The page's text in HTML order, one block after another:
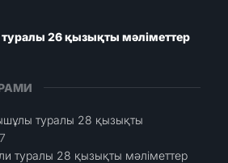
26 қызықты мәліметтер
туралы 28 қызықты
туралы 28 қызықты мәліметтер